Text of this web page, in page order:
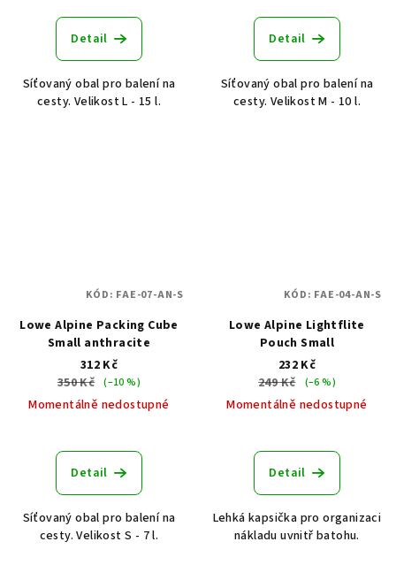
Detail
Síťovaný obal pro balení na
cesty. Velikost L - 15 l.
Detail
Síťovaný obal pro balení na
cesty. Velikost M - 10 l.
Lowe Alpine Packing Cube
Small anthracite
312 Kč
350 Kč (–10 %)
Momentálně nedostupné
Detail
Síťovaný obal pro balení na
cesty. Velikost S - 7 l.
KÓD: FAE-07-AN-S
Lowe Alpine Lightflite
Pouch Small
232 Kč
249 Kč
(–6 %)
Momentálně nedostupné
Detail
Lehká kapsička pro organizaci
nákladu uvnitř batohu.
KÓD: FAE-04-AN-S